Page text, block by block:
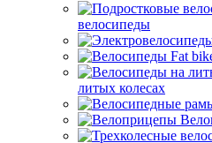
велосипеды
литых колесах